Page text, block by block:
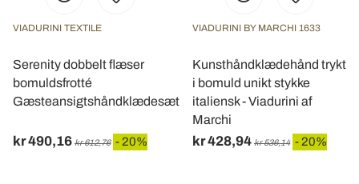
VIADURINI TEXTILE
Serenity dobbelt flæser
bomuldsfrotté
Gæsteansigtshåndklædesæt
kr 490,16 kr 612,76 - 20%
VIADURINI BY MARCHI 1633
Kunsthåndklædehånd trykt
i bomuld unikt stykke
italiensk - Viadurini af
Marchi
kr 428,94 kr 536,14 - 20%